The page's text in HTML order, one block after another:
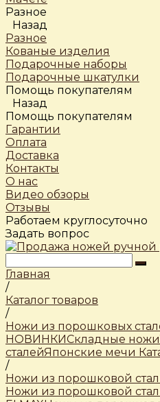
Разное
Назад
Разное
Кованые изделия
Подарочные наборы
Подарочные шкатулки
Помощь покупателям
Назад
Помощь покупателям
Гарантии
Оплата
Доставка
Контакты
О нас
Видео обзоры
Отзывы
Работаем круглосуточно
Задать вопрос
Главная
/
Каталог товаров
/
Ножи из порошковых
НОВИНКИСкладные ножи
сталейЯпонские мечи
/
Ножи из порошковой
Ножи из порошковой